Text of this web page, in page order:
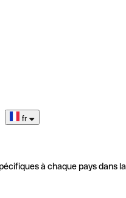
fr
à chaque pays dans la